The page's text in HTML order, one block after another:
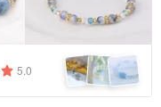
5.0